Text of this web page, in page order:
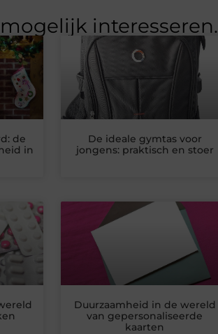
interesseren.
de
in
De ideale gymtas voor
jongens: praktisch en stoer
Duurzaamheid in de wereld
van gepersonaliseerde
kaarten